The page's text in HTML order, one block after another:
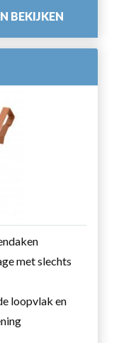
BEKIJKEN
met slechts
loopvlak en